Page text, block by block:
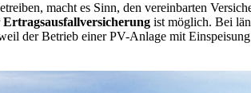
macht es Sinn, den vereinbarten
Ertragsausfallversicherung ist möglich. Bei
der Betrieb einer PV-Anlage mit